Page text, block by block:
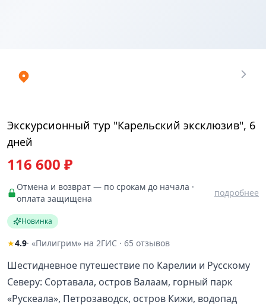
Экскурсионный тур "Карельский эксклюзив", 6
дней
116 600 ₽
Отмена и возврат — по срокам до начала ·
оплата защищена
подробнее
Новинка
★4.9· «Пилигрим» на 2ГИС · 65 отзывов
Шестидневное путешествие по Карелии и Русскому
Северу: Сортавала, остров Валаам, горный парк
«Рускеала», Петрозаводск, остров Кижи, водопад